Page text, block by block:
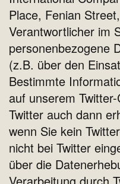
Place, Fenian
Verantwortlicher im
personenbezogene
(z.B. über den
Bestimmte
auf unserem
Twitter auch dann
wenn Sie kein
nicht bei Twitter
über die